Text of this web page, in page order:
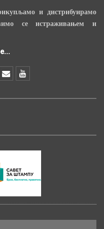
и дистрибуирамо
се истраживањем и